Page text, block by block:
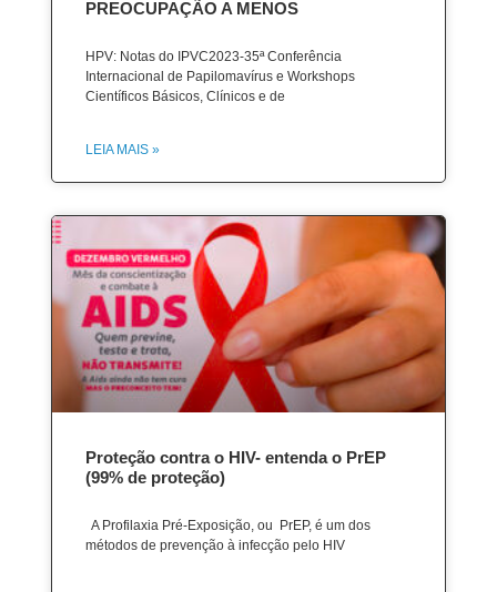
PREOCUPAÇÃO A MENOS
HPV: Notas do IPVC2023-35ª Conferência
Internacional de Papilomavírus e Workshops
Científicos Básicos, Clínicos e de
LEIA MAIS »
Proteção contra o HIV- entenda o PrEP
(99% de proteção)
A Profilaxia Pré-Exposição, ou PrEP, é um dos
métodos de prevenção à infecção pelo HIV